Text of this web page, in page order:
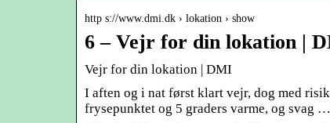
http s://www.dmi.dk › lokation › show
6 – Vejr for din lokation |
Vejr for din lokation | DMI
I aften og i nat først klart vejr, dog med
frysepunktet og 5 graders varme, og svag …